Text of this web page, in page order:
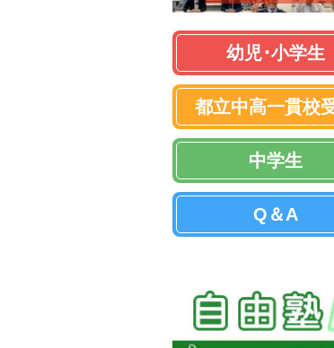
幼児･小学生
都立中高一貫校
中学生
Q＆A